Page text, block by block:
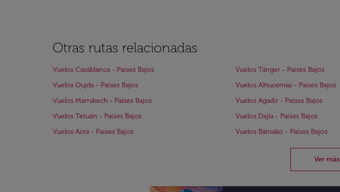
Otras rutas relacionadas
Vuelos Casablanca - Países Bajos Vuelos Tánger - Países Bajos
Vuelos Oujda - Países Bajos
Vuelos Alhucemas - Países Bajos
Vuelos Marrakech - Países Bajos
Vuelos Agadir - Países Bajos
Vuelos Tetuán - Países Bajos
Vuelos Dajla - Países Bajos
Vuelos Acra - Países Bajos
Vuelos Bámako - Países Bajos
Ver más